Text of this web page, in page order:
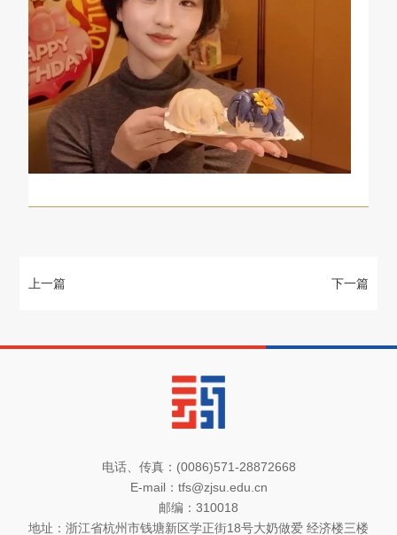
电话、传真：(0086)571-28872668
E-mail： tfs@zjsu.edu.cn
邮编：310018
地址：浙江省杭州市钱塘新区学正街18号大奶做爱 经济楼三楼